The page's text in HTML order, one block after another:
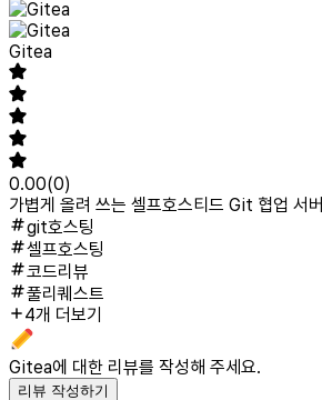
Gitea
0.00(0)
가볍게 올려 쓰는 셀프호스티드 Git 협업 서버
git호스팅
셀프호스팅
코드리뷰
풀리퀘스트
4개 더보기
Gitea에 대한 리뷰를 작성해 주세요.
리뷰 작성하기